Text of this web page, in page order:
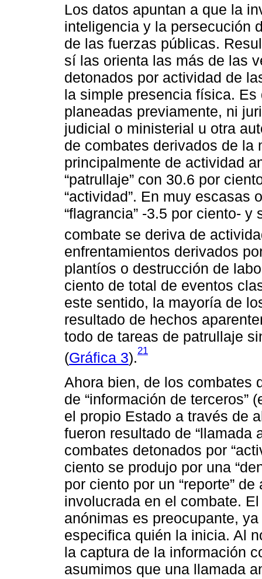
Los datos apuntan a que la
inteligencia y la persecución
de las fuerzas públicas.
sí las orienta las más de las
detonados por actividad de
la simple presencia física.
planeadas previamente, ni
judicial o ministerial u otra
de combates derivados de la
principalmente de actividad
“patrullaje” con 30.6 por
“actividad”. En muy escasas
“flagrancia” -3.5 por ciento-
combate se deriva de
enfrentamientos derivados
plantíos o destrucción de
ciento de total de eventos
este sentido, la mayoría de
resultado de hechos
todo de tareas de patrullaje
(Gráfica 3).21
Ahora bien, de los combates
de “información de terceros”
el propio Estado a través de
fueron resultado de “llamada
combates detonados por
ciento se produjo por una
por ciento por un “reporte”
involucrada en el combate.
anónimas es preocupante,
especifica quién la inicia. Al
la captura de la información
asumimos que una llamada